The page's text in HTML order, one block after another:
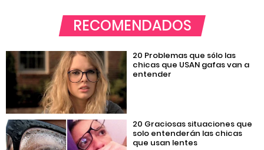
RECOMENDADOS
20 Problemas que sólo las
chicas que USAN gafas van a
entender
20 Graciosas situaciones que
solo entenderán las chicas
que usan lentes